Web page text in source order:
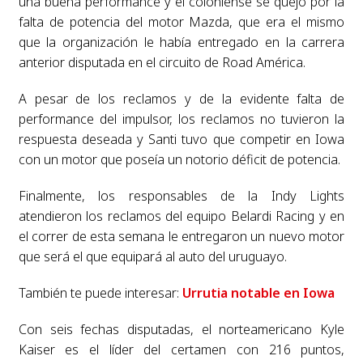
falta de potencia del motor Mazda, que era el mismo
que la organización le había entregado en la carrera
anterior disputada en el circuito de Road América.
A pesar de los reclamos y de la evidente falta de
performance del impulsor, los reclamos no tuvieron la
respuesta deseada y Santi tuvo que competir en Iowa
con un motor que poseía un notorio déficit de potencia.
Finalmente, los responsables de la Indy Lights
atendieron los reclamos del equipo Belardi Racing y en
el correr de esta semana le entregaron un nuevo motor
que será el que equipará al auto del uruguayo.
También te puede interesar: Urrutia notable en Iowa
Con seis fechas disputadas, el norteamericano Kyle
Kaiser es el líder del certamen con 216 puntos,